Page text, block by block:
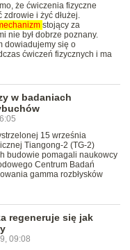
że ćwiczenia fizyczne
i żyć dłużej.
stojący za
nie był dobrze poznany.
dowiadujemy się o
ćwiczeń fizycznych i ma
w badaniach
15 września
Tiangong-2 (TG-2)
budowie pomagali naukowcy
Centrum Badań
gamma rozbłysków
regeneruje się jak
09:08